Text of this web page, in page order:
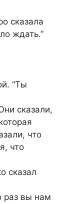
сказала
ждать.”
“Ты
сказали,
что
что
сказал
раз вы нам